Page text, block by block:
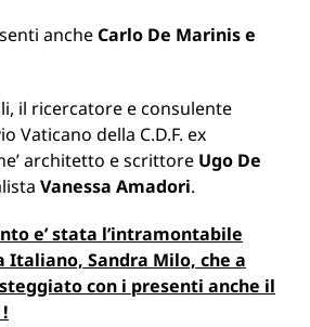
ancheCarlo De Marinis e
il ricercatore e consulente
Vaticano della C.D.F. ex
architetto e scrittore Ugo De
Vanessa Amadori.
e’ stata l’intramontabile
Italiano, Sandra Milo, che a
con i presenti anche il